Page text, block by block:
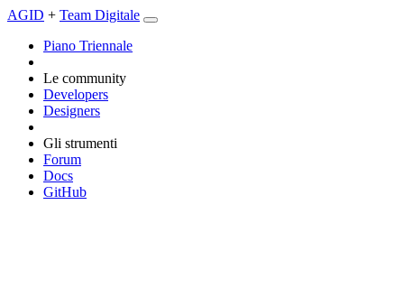
AGID + Team Digitale
Piano Triennale
Le community
Developers
Designers
Gli strumenti
Forum
Docs
GitHub